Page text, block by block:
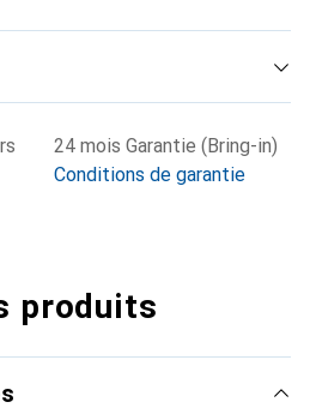
24 mois Garantie (Bring-in)
Conditions de garantie
produits